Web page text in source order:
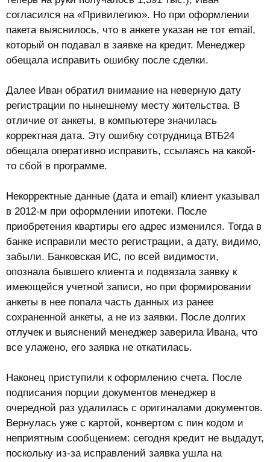
согласился на «Привилегию». Но при оформлении
пакета выяснилось, что в анкете указан не тот email,
который он подавал в заявке на кредит. Менеджер
обещала исправить ошибку после сделки.
Далее Иван обратил внимание на неверную дату
регистрации по нынешнему месту жительства. В
отличие от анкеты, в компьютере значилась
корректная дата. Эту ошибку сотрудница ВТБ24
обещала оперативно исправить, ссылаясь на какой-
то сбой в программе.
Некорректные данные (дата и email) клиент указывал
в 2012-м при оформлении ипотеки. После
приобретения квартиры его адрес изменился. Тогда в
банке исправили место регистрации, а дату, видимо,
забыли. Банковская ИС, по всей видимости,
опознала бывшего клиента и подвязала заявку к
имеющейся учетной записи, но при формировании
анкеты в нее попала часть данных из ранее
сохраненной анкеты, а не из заявки. После долгих
отлучек и выяснений менеджер заверила Ивана, что
все улажено, его заявка не откатилась.
Наконец приступили к оформлению счета. После
подписания порции документов менеджер в
очередной раз удалилась с оригиналами документов.
Вернулась уже с картой, конвертом с пин кодом и
неприятным сообщением: сегодня кредит не выдадут,
поскольку из-за исправлений заявка ушла на